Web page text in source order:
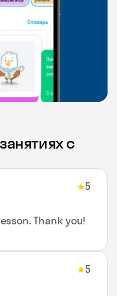
с
★5
Thank you!
★5